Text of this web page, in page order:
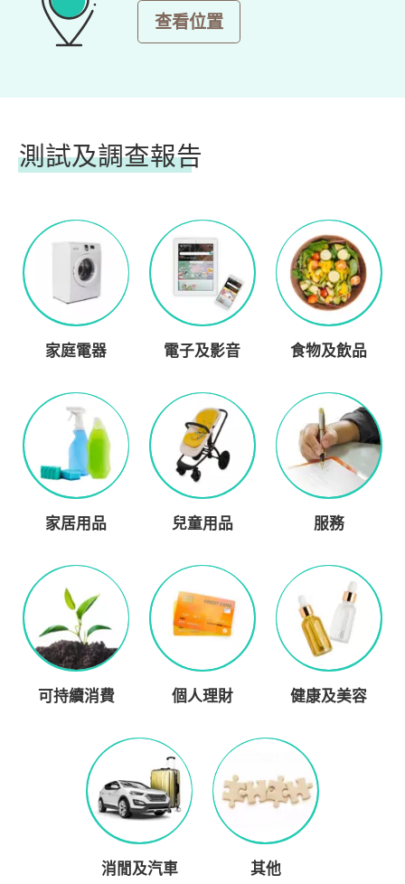
查看位置
測試及調查報告
家庭電器 電子及影音 食物及飲品
家居用品 兒童用品 服務
可持續消費 個人理財 健康及美容
消閒及汽車 其他